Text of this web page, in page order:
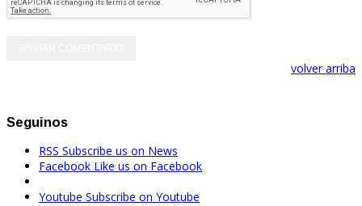
volver arriba
Seguinos
RSS Subscribe us on News
Facebook Like us on Facebook
Youtube Subscribe on Youtube